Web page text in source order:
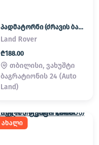
პადმატორნი (ძრავის ბალიში) LAND ROVER
Land Rover
₾188.00
თბილისი, ვახუშტი
ბაგრატიონის 24 (Auto
Land)
ახალი